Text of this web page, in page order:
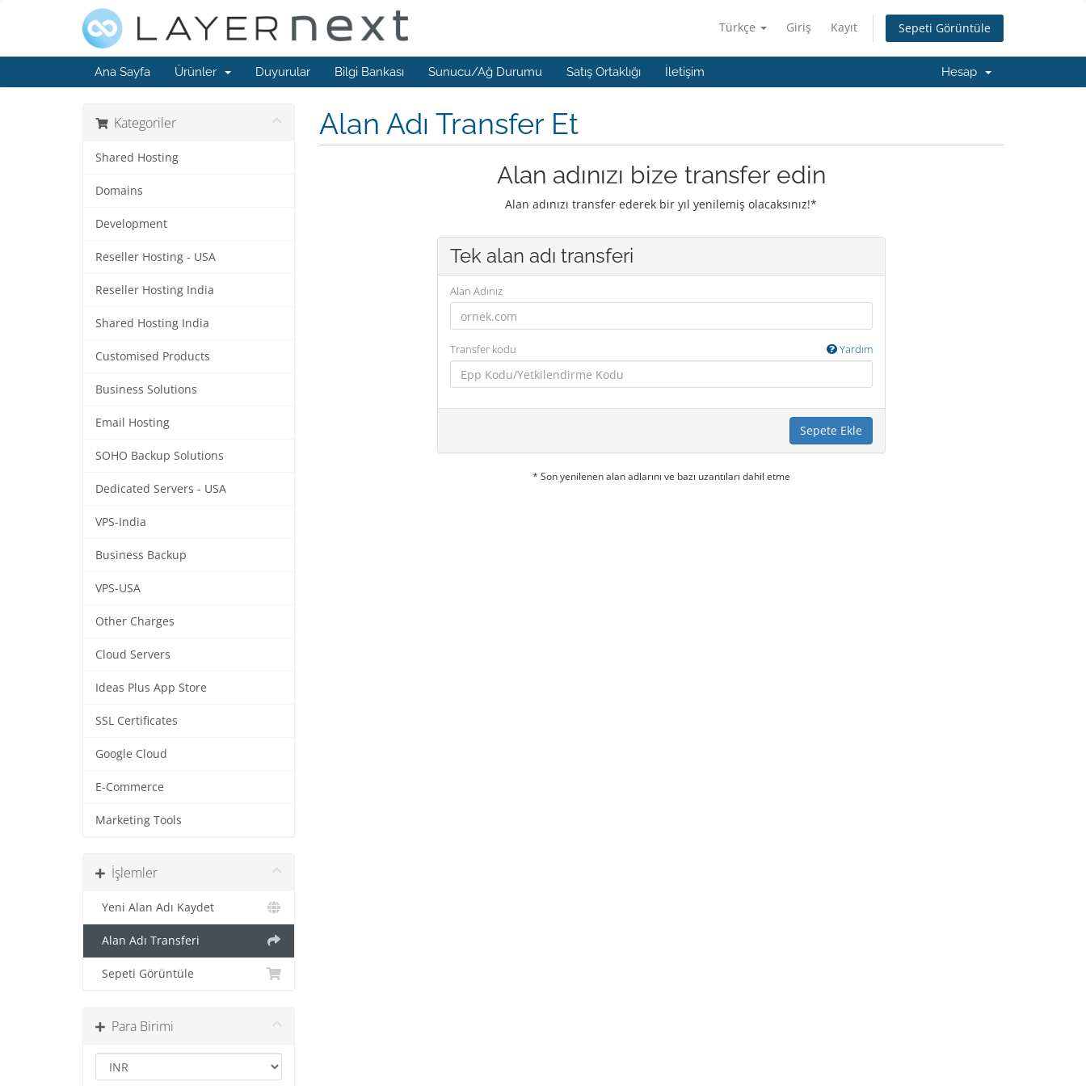
Türkçe Giriş Kayıt Sepeti Görüntüle
Ana Sayfa Ürünler Duyurular Bilgi Bankası Sunucu/Ağ Durumu Satış Ortaklığı İletişim Hesap
Kategoriler
Shared Hosting
Domains
Development
Reseller Hosting - USA
Reseller Hosting India
Shared Hosting India
Customised Products
Business Solutions
Email Hosting
SOHO Backup Solutions
Dedicated Servers - USA
VPS-India
Business Backup
VPS-USA
Other Charges
Cloud Servers
Ideas Plus App Store
SSL Certificates
Google Cloud
E-Commerce
Marketing Tools
İşlemler
Yeni Alan Adı Kaydet
Alan Adı Transferi
Sepeti Görüntüle
Para Birimi
Alan Adı Transfer Et
Alan adınızı bize transfer edin
Alan adınızı transfer ederek bir yıl yenilemiş olacaksınız!*
Tek alan adı transferi
Alan Adınız
Transfer kodu Yardım
Sepete Ekle
* Son yenilenen alan adlarını ve bazı uzantıları dahil etme